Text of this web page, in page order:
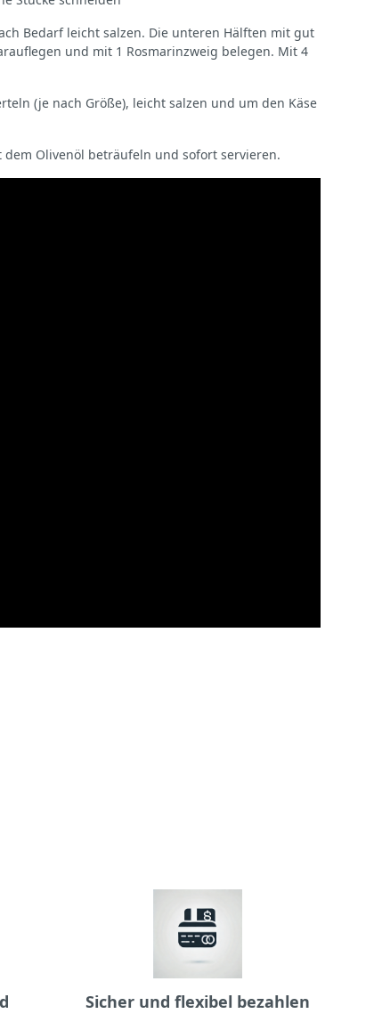
Bedarf leicht salzen. Die unteren Hälften mit gut
und mit 1 Rosmarinzweig belegen. Mit 4
(je nach Größe), leicht salzen und um den Käse
Olivenöl beträufeln und sofort servieren.
Sicher und flexibel bezahlen